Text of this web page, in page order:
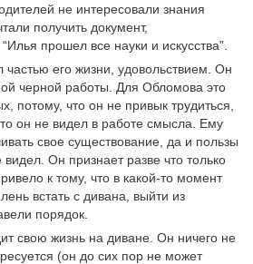
не интересовали знания
получить документ,
прошел все науки и искусства”.
его жизни, удовольствием. Он
черной работы. Для Обломова это
потому, что он не привык трудиться,
он не видел в работе смысла. Ему
свое существование, да и пользы
Он признает разве что только
к тому, что в какой-то момент
встать с дивана, выйти из
порядок.
свою жизнь на диване. Он ничего не
(он до сих пор не может